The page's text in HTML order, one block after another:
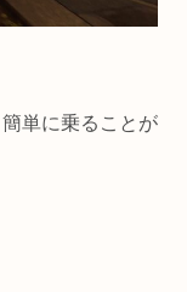
単に乗ることが